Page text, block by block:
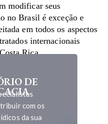
modificar seus
no Brasil é exceção e
em todos os aspectos
internacionais
Rica.
DE
com os
da sua